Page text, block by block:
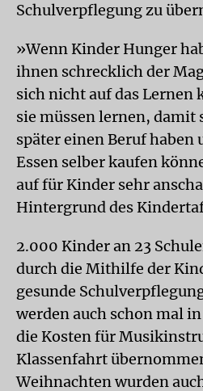
Schulverpflegung zu
»Wenn Kinder Hunger
ihnen schrecklich der
sich nicht auf das Lernen
sie müssen lernen, damit
später einen Beruf haben
Essen selber kaufen
auf für Kinder sehr
Hintergrund des
2.000 Kinder an 23
durch die Mithilfe der
gesunde
werden auch schon mal
die Kosten für
Klassenfahrt
Weihnachten wurden